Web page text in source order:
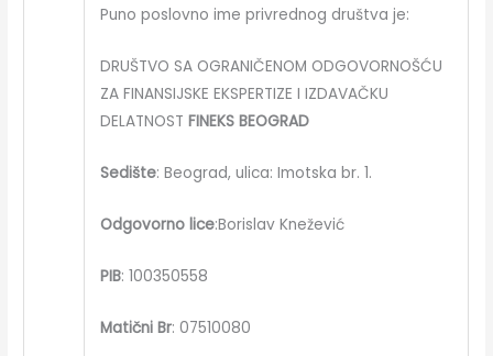
Puno poslovno ime privrednog društva je:
DRUŠTVO SA OGRANIČENOM ODGOVORNOŠĆU
ZA FINANSIJSKE EKSPERTIZE I IZDAVAČKU
DELATNOST FINEKS BEOGRAD
Sedište: Beograd, ulica: Imotska br. 1.
Odgovorno lice:Borislav Knežević
PIB: 100350558
Matični Br: 07510080